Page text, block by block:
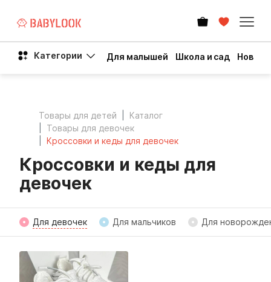
Категории Для малышей Школа и сад Новый
Товары для детей
Каталог
Товары для девочек
Кроссовки и кеды для девочек
Кроссовки и кеды для
девочек
Для девочек Для мальчиков Для